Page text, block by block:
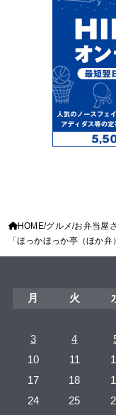
HOME グルメ お弁当屋
「ほっかほっか亭（ほか
月
火
3
4
10
11
17
18
24
25